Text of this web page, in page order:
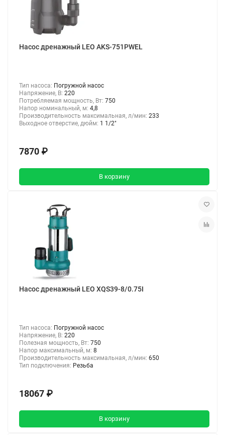
Насос дренажный LEO AKS-751PWEL
Тип насоса: Погружной насос
Напряжение, В: 220
Потребляемая мощность, Вт: 750
Напор номинальный, м: 4,8
Производительность максимальная, л/мин: 233
Выходное отверстие, дюйм: 1 1/2"
7870 ₽
В корзину
Насос дренажный LEO XQS39-8/0.75I
Тип насоса: Погружной насос
Напряжение, В: 220
Полезная мощность, Вт: 750
Напор максимальный, м: 8
Производительность максимальная, л/мин: 650
Тип подключения: Резьба
18067 ₽
В корзину